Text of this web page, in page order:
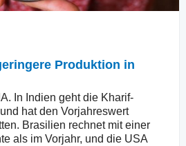
Produktion in
In Indien geht die Kharif-
hat den Vorjahreswert
Brasilien rechnet mit einer
als im Vorjahr, und die USA